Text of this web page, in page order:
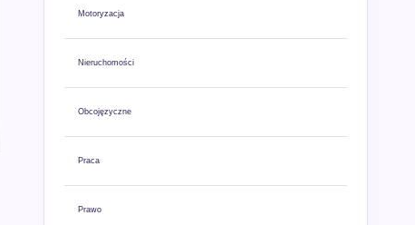
Motoryzacja
Nieruchomości
Obcojęzyczne
Praca
Prawo